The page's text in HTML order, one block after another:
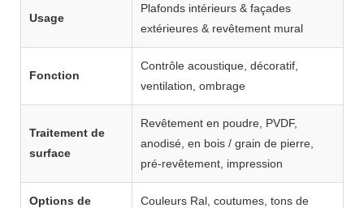
Usage
Plafonds intérieurs & façades
extérieures & revêtement mural
Fonction
Contrôle acoustique, décoratif,
ventilation, ombrage
Traitement de
surface
Revêtement en poudre, PVDF,
anodisé, en bois / grain de pierre,
pré-revêtement, impression
Options de
Couleurs Ral, coutumes, tons de